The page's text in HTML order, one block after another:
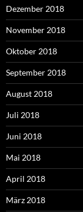
Dezember 2018
November 2018
Oktober 2018
September 2018
August 2018
Juli 2018
Juni 2018
Mai 2018
April 2018
März 2018